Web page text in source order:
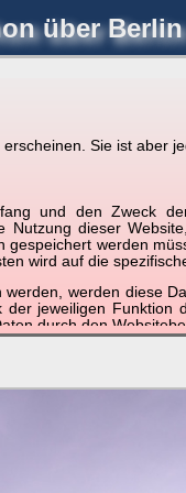
Sie ist aber
und den Zweck
dieser
werden
wird auf die
werden diese
jeweiligen
durch den
Daten
finden Sie in Art. 4
über Berlin
wie weit die
zum Anzeigen.